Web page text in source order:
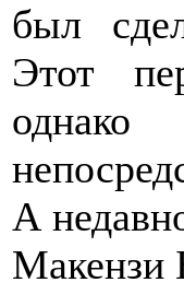
был
Этот
А
Макензи